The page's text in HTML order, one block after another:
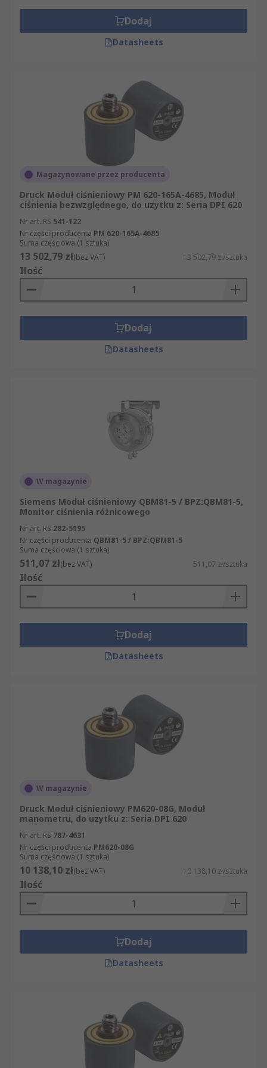
Dodaj
Datasheets
Magazynowane przez producenta
Druck Moduł ciśnieniowy PM 620-165A-4685, Moduł
ciśnienia bezwzględnego, do uzytku z: Seria DPI 620
Nr art. RS 541-122
Nr części producenta PM 620-165A-4685
Suma częściowa (1 sztuka)
13 502,79 zł(bez VAT) 13 502,79 zł/sztuka
Ilość
Dodaj
Datasheets
W magazynie
Siemens Moduł ciśnieniowy QBM81-5 / BPZ:QBM81-5,
Monitor ciśnienia różnicowego
Nr art. RS 282-5195
Nr części producenta QBM81-5 / BPZ:QBM81-5
Suma częściowa (1 sztuka)
511,07 zł(bez VAT) 511,07 zł/sztuka
Ilość
Dodaj
Datasheets
W magazynie
Druck Moduł ciśnieniowy PM620-08G, Moduł
manometru, do uzytku z: Seria DPI 620
Nr art. RS 787-4631
Nr części producenta PM620-08G
Suma częściowa (1 sztuka)
10 138,10 zł(bez VAT) 10 138,10 zł/sztuka
Ilość
Dodaj
Datasheets